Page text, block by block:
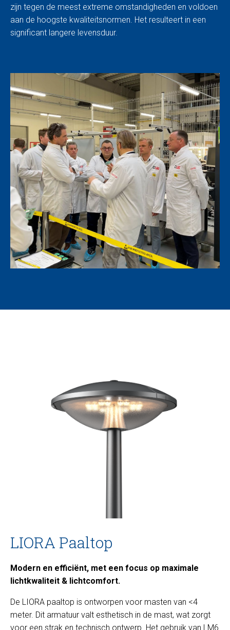
zijn tegen de meest extreme omstandigheden en voldoen
aan de hoogste kwaliteitsnormen. Het resulteert in een
significant langere levensduur.
LIORA Paaltop
Modern en efficiënt, met een focus op maximale
lichtkwaliteit & lichtcomfort.
De LIORA paaltop is ontworpen voor masten van <4
meter. Dit armatuur valt esthetisch in de mast, wat zorgt
voor een strak en technisch ontwerp. Het gebruik van LM6